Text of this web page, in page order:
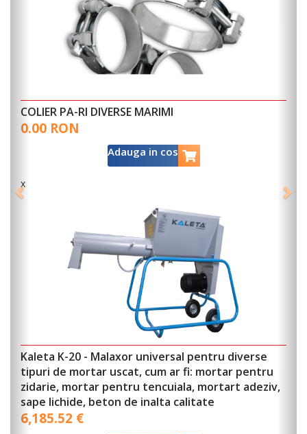
COLIER PA-RI DIVERSE MARIMI
0.00 RON
Adauga in cos
x
Kaleta K-20 - Malaxor universal pentru diverse
tipuri de mortar uscat, cum ar fi: mortar pentru
zidarie, mortar pentru tencuiala, mortart adeziv,
sape lichide, beton de inalta calitate
6,185.52 €